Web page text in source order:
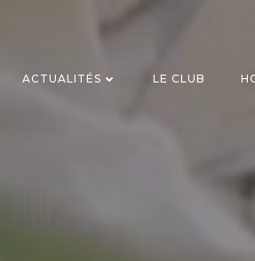
ACTUALITÉS LE CLUB